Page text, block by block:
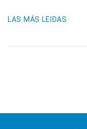
LAS MÁS LEIDAS